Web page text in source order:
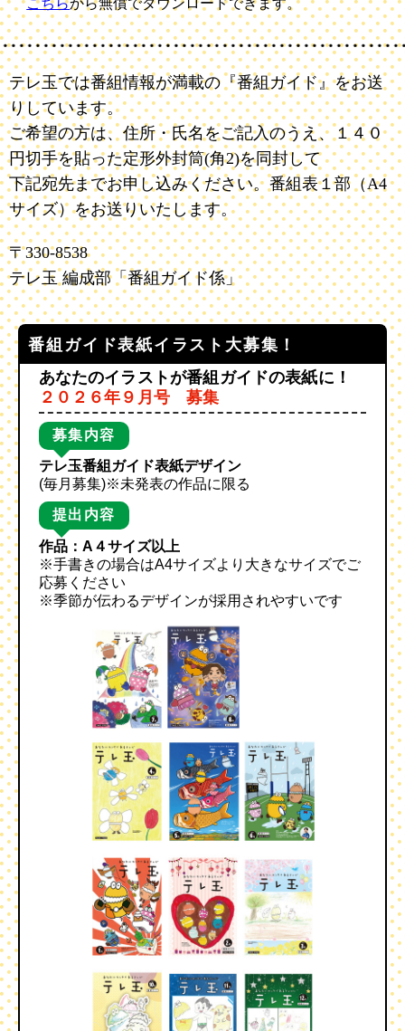
こちらから無償でダウンロードできます。
テレ玉では番組情報が満載の『番組ガイド』をお送
りしています。
ご希望の方は、住所・氏名をご記入のうえ、１４０
円切手を貼った定形外封筒(角2)を同封して
下記宛先までお申し込みください。番組表１部（A4
サイズ）をお送りいたします。
〒330-8538
テレ玉 編成部「番組ガイド係」
番組ガイド表紙イラスト大募集！
あなたのイラストが番組ガイドの表紙に！
２０２６年９月号 募集
募集内容
テレ玉番組ガイド表紙デザイン
(毎月募集)※未発表の作品に限る
提出内容
作品：A４サイズ以上
※手書きの場合はA4サイズより大きなサイズでご
応募ください
※季節が伝わるデザインが採用されやすいです